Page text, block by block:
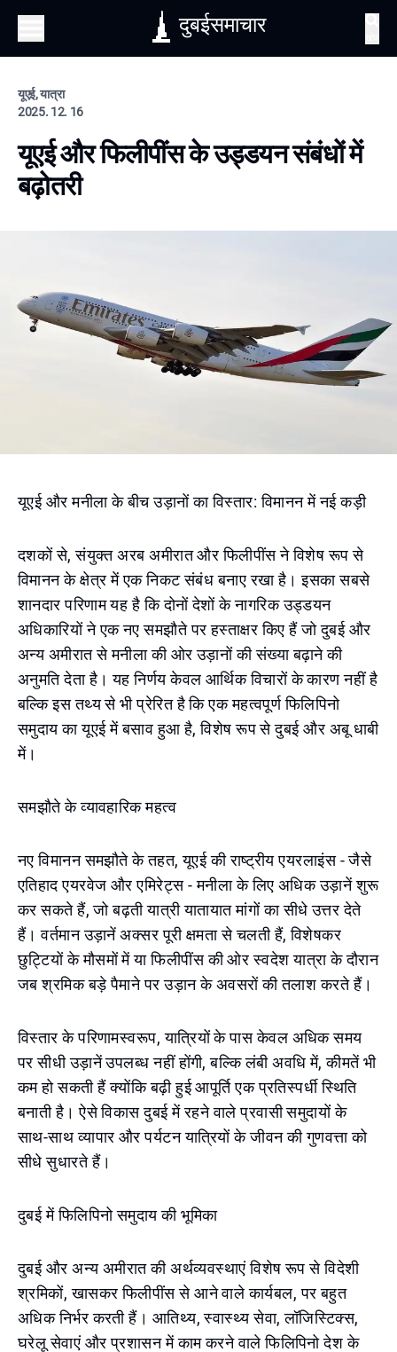
दुबईसमाचार
यूएई, यात्रा
2025. 12. 16
यूएई और फिलीपींस के उड्डयन संबंधों में
बढ़ोतरी
यूएई और मनीला के बीच उड़ानों का विस्तार: विमानन में नई कड़ी
दशकों से, संयुक्त अरब अमीरात और फिलीपींस ने विशेष रूप से
विमानन के क्षेत्र में एक निकट संबंध बनाए रखा है। इसका सबसे
शानदार परिणाम यह है कि दोनों देशों के नागरिक उड्डयन
अधिकारियों ने एक नए समझौते पर हस्ताक्षर किए हैं जो दुबई और
अन्य अमीरात से मनीला की ओर उड़ानों की संख्या बढ़ाने की
अनुमति देता है। यह निर्णय केवल आर्थिक विचारों के कारण नहीं है
बल्कि इस तथ्य से भी प्रेरित है कि एक महत्वपूर्ण फिलिपिनो
समुदाय का यूएई में बसाव हुआ है, विशेष रूप से दुबई और अबू धाबी
में।
समझौते के व्यावहारिक महत्व
नए विमानन समझौते के तहत, यूएई की राष्ट्रीय एयरलाइंस - जैसे
एतिहाद एयरवेज और एमिरेट्स - मनीला के लिए अधिक उड़ानें शुरू
कर सकते हैं, जो बढ़ती यात्री यातायात मांगों का सीधे उत्तर देते
हैं। वर्तमान उड़ानें अक्सर पूरी क्षमता से चलती हैं, विशेषकर
छुट्टियों के मौसमों में या फिलीपींस की ओर स्वदेश यात्रा के दौरान
जब श्रमिक बड़े पैमाने पर उड़ान के अवसरों की तलाश करते हैं।
विस्तार के परिणामस्वरूप, यात्रियों के पास केवल अधिक समय
पर सीधी उड़ानें उपलब्ध नहीं होंगी, बल्कि लंबी अवधि में, कीमतें भी
कम हो सकती हैं क्योंकि बढ़ी हुई आपूर्ति एक प्रतिस्पर्धी स्थिति
बनाती है। ऐसे विकास दुबई में रहने वाले प्रवासी समुदायों के
साथ-साथ व्यापार और पर्यटन यात्रियों के जीवन की गुणवत्ता को
सीधे सुधारते हैं।
दुबई में फिलिपिनो समुदाय की भूमिका
दुबई और अन्य अमीरात की अर्थव्यवस्थाएं विशेष रूप से विदेशी
श्रमिकों, खासकर फिलीपींस से आने वाले कार्यबल, पर बहुत
अधिक निर्भर करती हैं। आतिथ्य, स्वास्थ्य सेवा, लॉजिस्टिक्स,
घरेलू सेवाएं और प्रशासन में काम करने वाले फिलिपिनो देश के